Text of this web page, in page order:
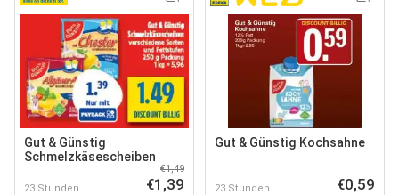
Gut & Günstig
Schmelzkäsescheiben
23 Stunden
€1,49
€1,39
Gut & Günstig Kochsahne
23 Stunden €0,59